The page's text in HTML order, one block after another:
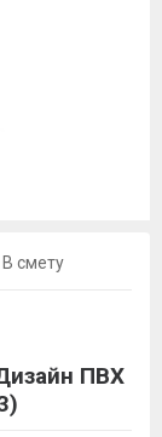
В смету
ПВХ